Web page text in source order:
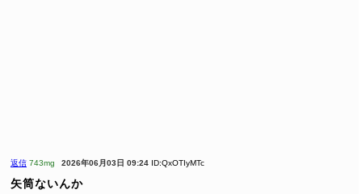
返信 743mg 2026年06月03日 09:24 ID:QxOTIyMTc
矢筒ないんか